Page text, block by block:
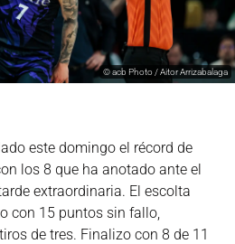
©acb Photo / Aitor Arrizabalaga
este domingo el récord de
los 8 que ha anotado ante el
extraordinaria. El escolta
con 15 puntos sin fallo,
de tres. Finalizo con 8 de 11